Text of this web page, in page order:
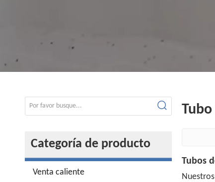
Categoría de producto
Venta caliente
Tubos